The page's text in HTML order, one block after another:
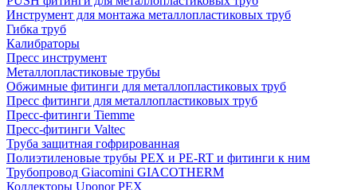
Инструмент для монтажа металлопластиковых труб
Гибка труб
Калибраторы
Пресс инструмент
Металлопластиковые трубы
Обжимные фитинги для металлопластиковых труб
Пресс фитинги для металлопластиковых труб
Пресс-фитинги Tiemme
Пресс-фитинги Valtec
Труба защитная гофрированная
Полиэтиленовые трубы PEX и PE-RT и фитинги к ним
Трубопровод Giacomini GIACOTHERM
Коллекторы Uponor PEX